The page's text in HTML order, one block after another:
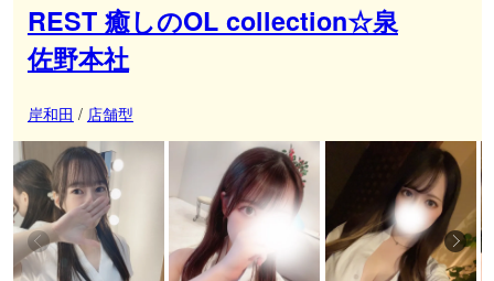
REST 癒しのOL collection☆泉
佐野本社
岸和田 / 店舗型